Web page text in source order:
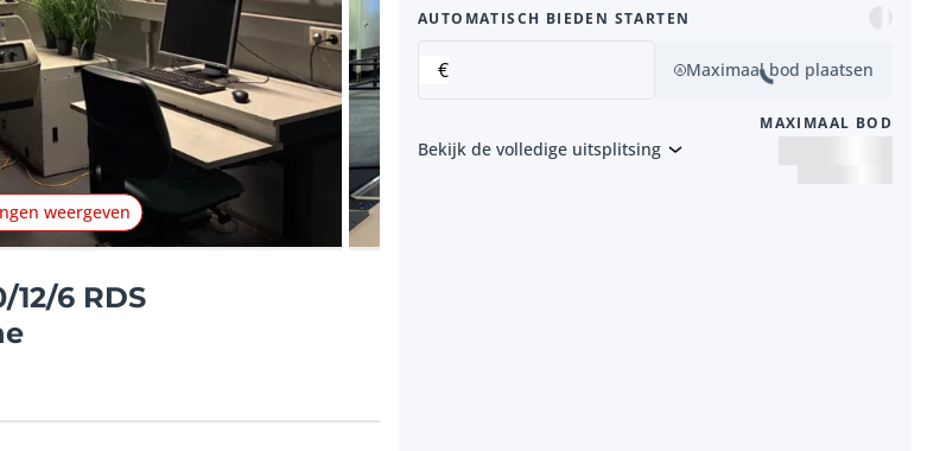
weergeven
12/6 RDS
AUTOMATISCH BIEDEN STARTEN
€ Maximaal bod plaatsen
MAXIMAAL BOD
Bekijk de volledige uitsplitsing